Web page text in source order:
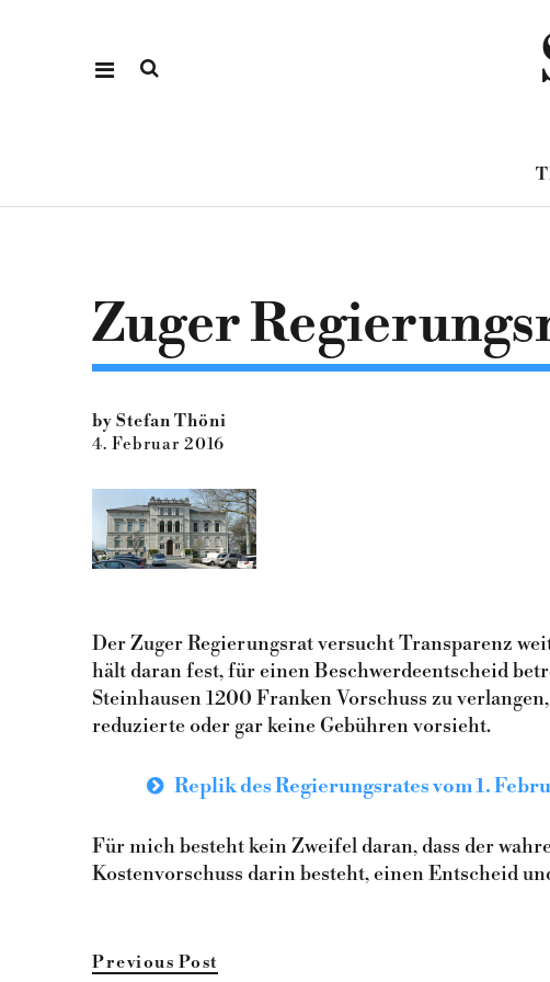
Zuger
by Stefan Thöni
4. Februar 2016
Der Zuger Regierungsrat versucht Transparenz
hält daran fest, für einen Beschwerdeentscheid
Steinhausen 1200 Franken Vorschuss zu
reduzierte oder gar keine Gebühren vorsieht.
Replik des Regierungsrates vom 1.
Für mich besteht kein Zweifel daran, dass der
Kostenvorschuss darin besteht, einen Entscheid
Previous Post